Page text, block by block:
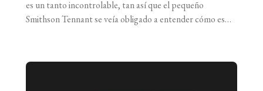
es un tanto incontrolable, tan así que el pequeño
Smithson Tennant se veía obligado a entender cómo es
trata, la curiosidad muchas veces achica la línea que [...]